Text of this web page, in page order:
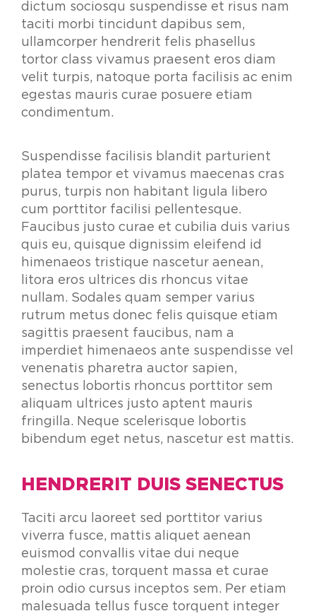
dictum sociosqu suspendisse et risus nam
taciti morbi tincidunt dapibus sem,
ullamcorper hendrerit felis phasellus
tortor class vivamus praesent eros diam
velit turpis, natoque porta facilisis ac enim
egestas mauris curae posuere etiam
condimentum.
Suspendisse facilisis blandit parturient
platea tempor et vivamus maecenas cras
purus, turpis non habitant ligula libero
cum porttitor facilisi pellentesque.
Faucibus justo curae et cubilia duis varius
quis eu, quisque dignissim eleifend id
himenaeos tristique nascetur aenean,
litora eros ultrices dis rhoncus vitae
nullam. Sodales quam semper varius
rutrum metus donec felis quisque etiam
sagittis praesent faucibus, nam a
imperdiet himenaeos ante suspendisse vel
venenatis pharetra auctor sapien,
senectus lobortis rhoncus porttitor sem
aliquam ultrices justo aptent mauris
fringilla. Neque scelerisque lobortis
bibendum eget netus, nascetur est mattis.
HENDRERIT DUIS SENECTUS
Taciti arcu laoreet sed porttitor varius
viverra fusce, mattis aliquet aenean
euismod convallis vitae dui neque
molestie cras, torquent massa et curae
proin odio cursus inceptos sem. Per etiam
malesuada tellus fusce torquent integer